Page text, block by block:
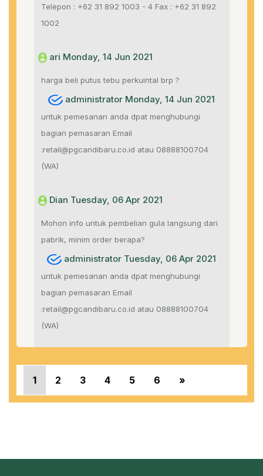
Telepon : +62 31 892 1003 - 4 Fax : +62 31 892
1002
ari Monday, 14 Jun 2021
harga beli putus tebu perkuintal brp ?
administrator Monday, 14 Jun 2021
untuk pemesanan anda dpat menghubungi
bagian pemasaran Email
:retail@pgcandibaru.co.id atau 08888100704
(WA)
Dian Tuesday, 06 Apr 2021
Mohon info untuk pembelian gula langsung dari
pabrik, minim order berapa?
administrator Tuesday, 06 Apr 2021
untuk pemesanan anda dpat menghubungi
bagian pemasaran Email
:retail@pgcandibaru.co.id atau 08888100704
(WA)
1 2 3 4 5 6 »